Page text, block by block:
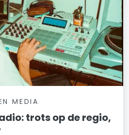
MEDIA
trots op de regio,